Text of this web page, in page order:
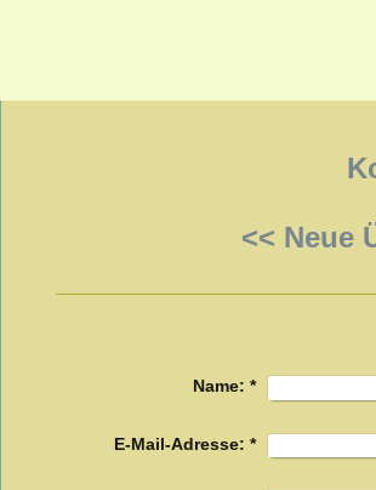
<< Neue
Name: *
E-Mail-Adresse: *